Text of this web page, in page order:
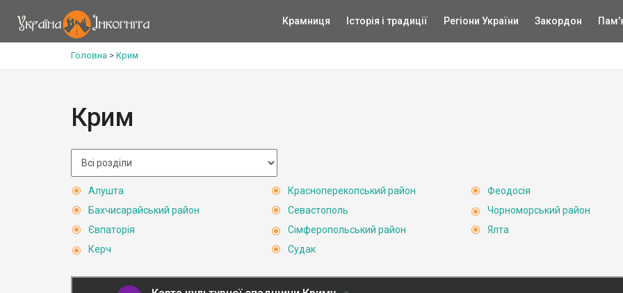
Крамниця Історія і традиції Регіони України Закордон
Головна > Крим
Крим
Алушта
Бахчисарайський район
Євпаторія
Керч
Красноперекопський район
Севастополь
Сімферопольський район
Судак
Феодосія
Чорноморський район
Ялта